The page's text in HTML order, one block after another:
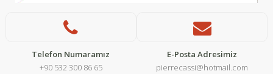
Telefon Numaramız
+90 532 300 86 65
E-Posta Adresimiz
pierrecassi@hotmail.com